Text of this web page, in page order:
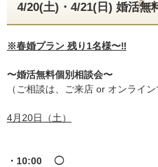
4/20(土)・4/21(日) 婚活無
※春婚プラン 残り1名様〜‼️
〜婚活無料個別相談会〜
（ご相談は、ご来店 or オンライ
4月20日（土）
・10:00 ◯